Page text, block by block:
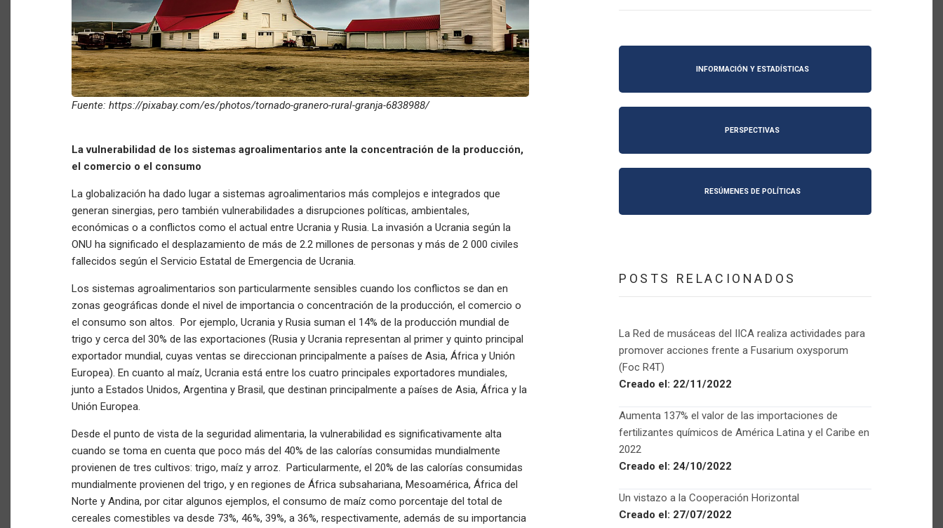
Fuente: https://pixabay.com/es/photos/tornado-granero-rural-granja-6838988/
La vulnerabilidad de los sistemas agroalimentarios ante la concentración de la producción,
el comercio o el consumo
La globalización ha dado lugar a sistemas agroalimentarios más complejos e integrados que
generan sinergias, pero también vulnerabilidades a disrupciones políticas, ambientales,
económicas o a conflictos como el actual entre Ucrania y Rusia. La invasión a Ucrania según la
ONU ha significado el desplazamiento de más de 2.2 millones de personas y más de 2 000 civiles
fallecidos según el Servicio Estatal de Emergencia de Ucrania.
Los sistemas agroalimentarios son particularmente sensibles cuando los conflictos se dan en
zonas geográficas donde el nivel de importancia o concentración de la producción, el comercio o
el consumo son altos. Por ejemplo, Ucrania y Rusia suman el 14% de la producción mundial de
trigo y cerca del 30% de las exportaciones (Rusia y Ucrania representan al primer y quinto principal
exportador mundial, cuyas ventas se direccionan principalmente a países de Asia, África y Unión
Europea). En cuanto al maíz, Ucrania está entre los cuatro principales exportadores mundiales,
junto a Estados Unidos, Argentina y Brasil, que destinan principalmente a países de Asia, África y la
Unión Europea.
Desde el punto de vista de la seguridad alimentaria, la vulnerabilidad es significativamente alta
cuando se toma en cuenta que poco más del 40% de las calorías consumidas mundialmente
provienen de tres cultivos: trigo, maíz y arroz. Particularmente, el 20% de las calorías consumidas
mundialmente provienen del trigo, y en regiones de África subsahariana, Mesoamérica, África del
Norte y Andina, por citar algunos ejemplos, el consumo de maíz como porcentaje del total de
cereales comestibles va desde 73%, 46%, 39%, a 36%, respectivamente, además de su importancia
INFORMACIÓN Y ESTADÍSTICAS
PERSPECTIVAS
RESÚMENES DE POLÍTICAS
POSTS RELACIONADOS
La Red de musáceas del IICA realiza actividades para
promover acciones frente a Fusarium oxysporum
(Foc R4T)
Creado el: 22/11/2022
Aumenta 137% el valor de las importaciones de
fertilizantes químicos de América Latina y el Caribe en
2022
Creado el: 24/10/2022
Un vistazo a la Cooperación Horizontal
Creado el: 27/07/2022